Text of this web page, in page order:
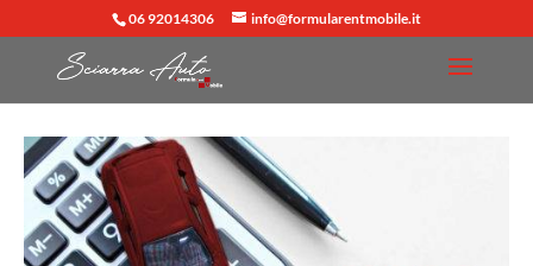
06 92014306 info@formularentmobile.it